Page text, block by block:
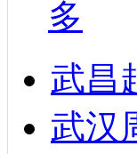
多
武昌
武汉